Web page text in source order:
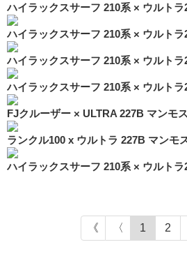
FJクルーザー × ULTRA 227B マンモ
ランクル100 x ウルトラ 227B マン
1 2